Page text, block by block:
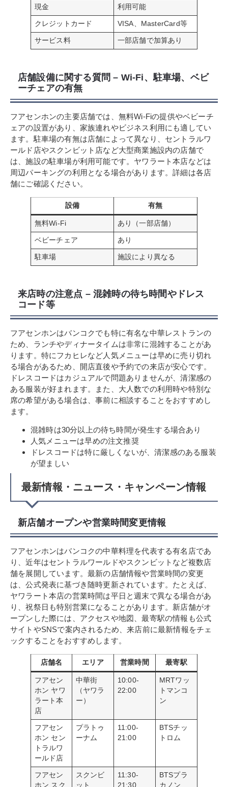
現金 利用可能
クレジットカード VISA、MasterCard等
サービス料 一部店舗で加算あり
店舗設備に関する質問 – Wi-Fi、駐車場、ベビ
ーチェアの有無
フアセンホンの主要店舗では、無料Wi-Fiの提供やベビーチ
ェアの設置があり、家族連れやビジネス利用にも適してい
ます。駐車場の有無は店舗によって異なり、セントラルワ
ールド店やスクンビット店など大型商業施設内の店舗で
は、施設の駐車場が利用可能です。ヤワラート本店などは
周辺パーキングの利用となる場合があります。詳細は各店
舗にご確認ください。
設備 有無
無料Wi-Fi あり（一部店舗）
ベビーチェア あり
駐車場 施設により異なる
来店時の注意点 – 混雑時の待ち時間やドレス
コード等
フアセンホンはバンコクでも特に有名な中華レストランの
ため、ランチやディナータイムは非常に混雑することがあ
ります。特にフカヒレなど人気メニューは早めに売り切れ
る場合があるため、開店直後や予約での来店が安心です。
ドレスコードはカジュアルで問題ありませんが、清潔感の
ある服装が好まれます。また、大人数での利用時や特別な
席の希望がある場合は、事前に相談することをおすすめし
ます。
混雑時は30分以上の待ち時間が発生する場合あり
人気メニューは早めの注文推奨
ドレスコードは特に厳しくないが、清潔感のある服装
が望ましい
最新情報・ニュース・キャンペーン情報
新店舗オープンや営業時間変更情報
フアセンホンはバンコクの中華料理を代表する有名店であ
り、近年はセントラルワールドやスクンビットなど複数店
舗を展開しています。最新の店舗情報や営業時間の変更
は、公式発表に基づき随時更新されています。たとえば、
ヤワラート本店の営業時間は平日と週末で異なる場合があ
り、祝祭日も特別営業になることがあります。新店舗がオ
ープンした際には、アクセスや地図、最寄駅の情報も公式
サイトやSNSで案内されるため、来店前に最新情報をチェ
ックすることをおすすめします。
店舗名 エリア 営業時間 最寄駅
フアセン
ホン ヤワ
ラート本
店
中華街
（ヤワラ
ー）
10:00-
22:00
MRTワッ
トマンコ
ン
フアセン
ホン セン
トラルワ
ールド店
プラトゥ
ーナム
11:00-
21:00
BTSチッ
トロム
フアセン
ホン スク
スクンビ
ット
11:30-
21:30
BTSプラ
カノン